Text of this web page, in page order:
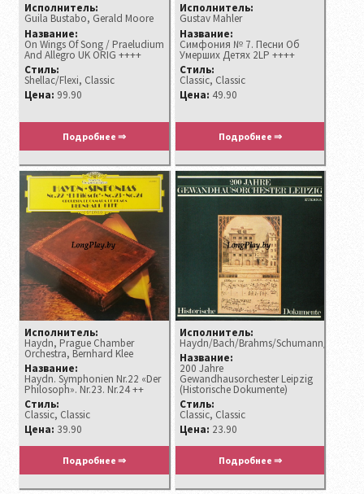
Исполнитель:
Guila Bustabo, Gerald Moore
Название:
On Wings Of Song / Praeludium
And Allegro UK ORIG ++++
Стиль:
Shellac/Flexi, Classic
Цена: 99.90
Подробнее ⇒
Исполнитель:
Gustav Mahler
Название:
Симфония № 7. Песни Об
Умерших Детях 2LP ++++
Стиль:
Classic, Classic
Цена: 49.90
Подробнее ⇒
Исполнитель:
Haydn, Prague Chamber
Orchestra, Bernhard Klee
Название:
Haydn. Symphonien Nr.22 «Der
Philosoph». Nr.23. Nr.24 ++
Стиль:
Classic, Classic
Цена: 39.90
Подробнее ⇒
Исполнитель:
Haydn/Bach/Brahms/Schumann/
Название:
200 Jahre
Gewandhausorchester Leipzig
(Historische Dokumente)
Стиль:
Classic, Classic
Цена: 23.90
Подробнее ⇒